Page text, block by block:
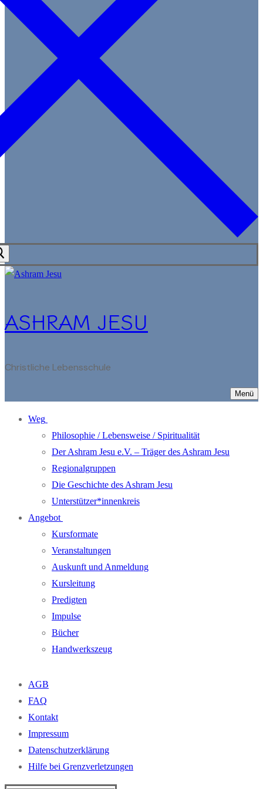
ASHRAM JESU
Christliche Lebensschule
Menü
Weg
Philosophie / Lebensweise / Spiritualität
Der Ashram Jesu e.V. – Träger des Ashram Jesu
Regionalgruppen
Die Geschichte des Ashram Jesu
Unterstützer*innenkreis
Angebot
Kursformate
Veranstaltungen
Auskunft und Anmeldung
Kursleitung
Predigten
Impulse
Bücher
Handwerkszeug
AGB
FAQ
Kontakt
Impressum
Datenschutzerklärung
Hilfe bei Grenzverletzungen